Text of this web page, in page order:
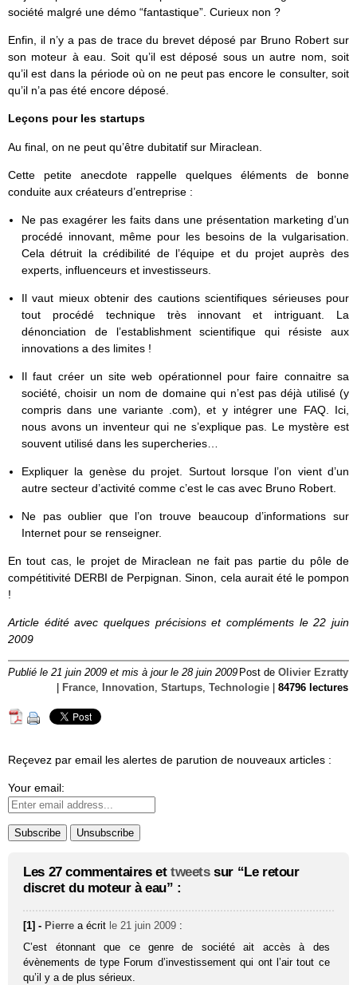
société malgré une démo “fantastique”. Curieux non ?
Enfin, il n’y a pas de trace du brevet déposé par Bruno Robert sur
son moteur à eau. Soit qu’il est déposé sous un autre nom, soit
qu’il est dans la période où on ne peut pas encore le consulter, soit
qu’il n’a pas été encore déposé.
Leçons pour les startups
Au final, on ne peut qu’être dubitatif sur Miraclean.
Cette petite anecdote rappelle quelques éléments de bonne
conduite aux créateurs d’entreprise :
Ne pas exagérer les faits dans une présentation marketing d’un
procédé innovant, même pour les besoins de la vulgarisation.
Cela détruit la crédibilité de l’équipe et du projet auprès des
experts, influenceurs et investisseurs.
Il vaut mieux obtenir des cautions scientifiques sérieuses pour
tout procédé technique très innovant et intriguant. La
dénonciation de l’establishment scientifique qui résiste aux
innovations a des limites !
Il faut créer un site web opérationnel pour faire connaitre sa
société, choisir un nom de domaine qui n’est pas déjà utilisé (y
compris dans une variante .com), et y intégrer une FAQ. Ici,
nous avons un inventeur qui ne s’explique pas. Le mystère est
souvent utilisé dans les supercheries…
Expliquer la genèse du projet. Surtout lorsque l’on vient d’un
autre secteur d’activité comme c’est le cas avec Bruno Robert.
Ne pas oublier que l’on trouve beaucoup d’informations sur
Internet pour se renseigner.
En tout cas, le projet de Miraclean ne fait pas partie du pôle de
compétitivité DERBI de Perpignan. Sinon, cela aurait été le pompon
!
Article édité avec quelques précisions et compléments le 22 juin
2009
Publié le 21 juin 2009 et mis à jour le 28 juin 2009 Post de Olivier Ezratty
France, Innovation, Startups, Technologie 84796 lectures
Reçevez par email les alertes de parution de nouveaux articles :
Your email:
Les 27 commentaires et tweetssur “Le retour
discret du moteur à eau” :
[1] - Pierre a écrit le 21 juin 2009 :
C’est étonnant que ce genre de société ait accès à des
évènements de type Forum d’investissement qui ont l’air tout ce
qu’il y a de plus sérieux.